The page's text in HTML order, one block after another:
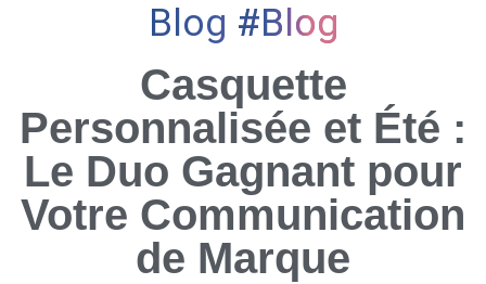
Blog Blog
Casquette
Personnalisée et Été :
Le Duo Gagnant pour
Votre Communication
de Marque